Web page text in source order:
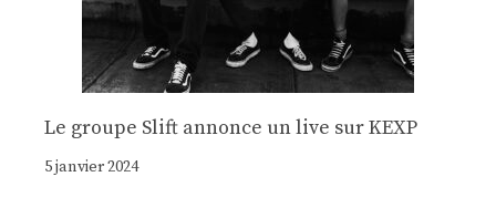
Le groupe Slift annonce un live sur KEXP
5 janvier 2024